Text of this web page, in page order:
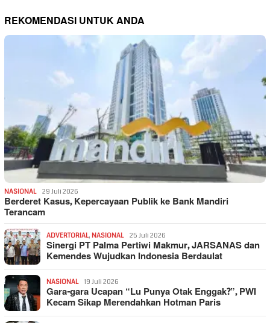
REKOMENDASI UNTUK ANDA
NASIONAL 29 Juli 2026
Berderet Kasus, Kepercayaan Publik ke Bank Mandiri
Terancam
ADVERTORIAL, NASIONAL 25 Juli 2026
Sinergi PT Palma Pertiwi Makmur, JARSANAS dan
Kemendes Wujudkan Indonesia Berdaulat
NASIONAL 19 Juli 2026
Gara-gara Ucapan “Lu Punya Otak Enggak?”, PWI
Kecam Sikap Merendahkan Hotman Paris